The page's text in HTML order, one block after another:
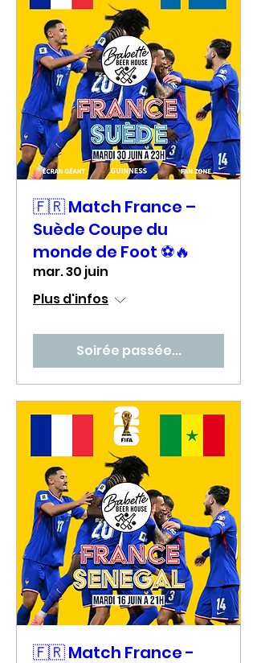
🇫🇷 Match France –
Suède Coupe du
monde de Foot ⚽🔥
mar. 30 juin
Plus d'infos
Soirée passée...
🇫🇷 Match France -